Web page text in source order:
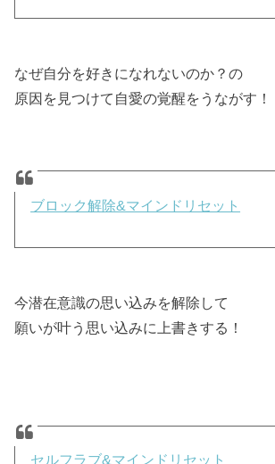
なぜ自分を好きになれないのか？の
原因を見つけて自愛の覚醒をうながす！
ブロック解除&マインドリセット
今潜在意識の思い込みを解除して
願いが叶う思い込みに上書きする！
セルフラブ&マインドリセット